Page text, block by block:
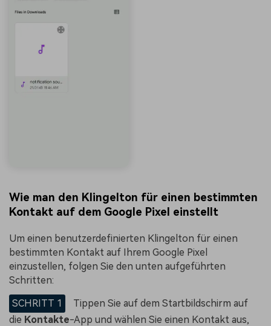
Wie man den Klingelton für einen bestimmten
Kontakt auf dem Google Pixel einstellt
Um einen benutzerdefinierten Klingelton für einen
bestimmten Kontakt auf Ihrem Google Pixel
einzustellen, folgen Sie den unten aufgeführten
Schritten:
SCHRITT 1
Tippen Sie auf dem Startbildschirm auf
die Kontakte-App und wählen Sie einen Kontakt aus,